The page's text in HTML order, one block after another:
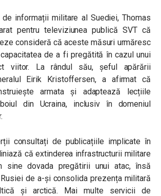
informații militare al Suediei, Thomas
pentru televiziunea publică SVT că
consideră că aceste măsuri urmăresc
de a fi pregătită în cazul unui
viitor. La rândul său, șeful apărării
Eirik Kristoffersen, a afirmat că
armata și adaptează lecțiile
din Ucraina, inclusiv în domeniul
consultați de publicațiile implicate în
că extinderea infrastructurii militare
sine dovada pregătirii unui atac, însă
de a-și consolida prezența militară
și arctică. Mai multe servicii de